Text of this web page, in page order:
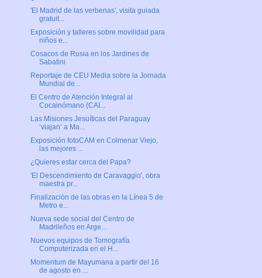
'El Madrid de las verbenas', visita guiada
gratuit...
Exposición y talleres sobre movilidad para
niños e...
Cosacos de Rusia en los Jardines de
Sabatini
Reportaje de CEU Media sobre la Jornada
Mundial de...
El Centro de Atención Integral al
Cocainómano (CAI...
Las Misiones Jesuíticas del Paraguay
‘viajan’ a Ma...
Exposición fotoCAM en Colmenar Viejo,
las mejores ...
¿Quieres estar cerca del Papa?
'El Descendimiento de Caravaggio', obra
maestra pr...
Finalización de las obras en la Línea 5 de
Metro e...
Nueva sede social del Centro de
Madrileños en Arge...
Nuevos equipos de Tomografía
Computerizada en el H...
Momentum de Mayumana a partir del 16
de agosto en ...